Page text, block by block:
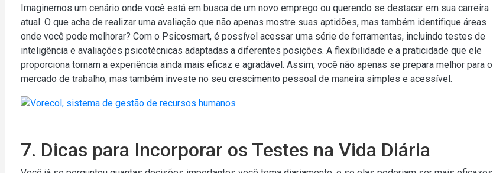
Imaginemos um cenário onde você está em busca de um novo emprego ou querendo se destacar em sua carreira
atual. O que acha de realizar uma avaliação que não apenas mostre suas aptidões, mas também identifique áreas
onde você pode melhorar? Com o Psicosmart, é possível acessar uma série de ferramentas, incluindo testes de
inteligência e avaliações psicotécnicas adaptadas a diferentes posições. A flexibilidade e a praticidade que ele
proporciona tornam a experiência ainda mais eficaz e agradável. Assim, você não apenas se prepara melhor para o
mercado de trabalho, mas também investe no seu crescimento pessoal de maneira simples e acessível.
7. Dicas para Incorporar os Testes na Vida Diária